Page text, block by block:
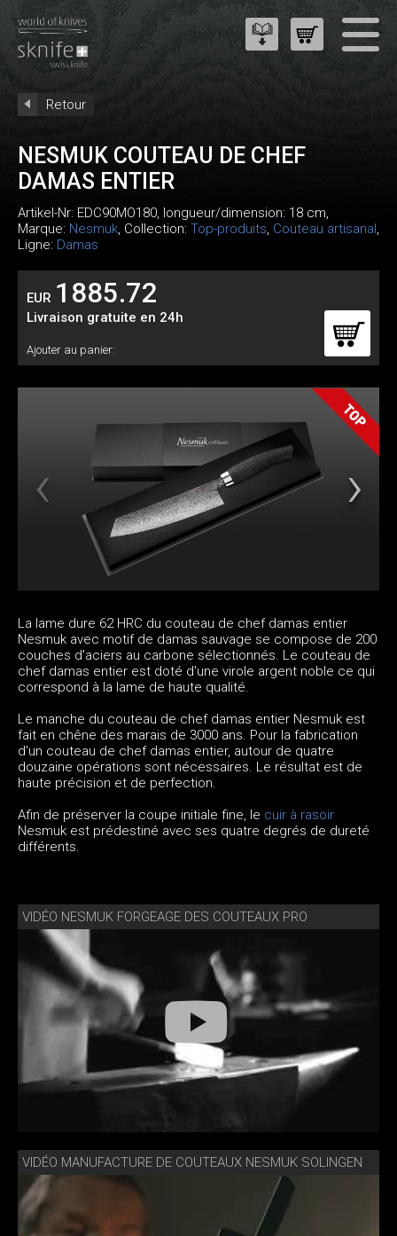
Retour
NESMUK COUTEAU DE CHEF
DAMAS ENTIER
Artikel-Nr: EDC90MO180, longueur/dimension: 18 cm,
Marque: Nesmuk, Collection: Top-produits, Couteau artisanal,
Ligne: Damas
EUR 1885.72
Livraison gratuite en 24h
Ajouter au panier:
La lame dure 62 HRC du couteau de chef damas entier
Nesmuk avec motif de damas sauvage se compose de 200
couches d'aciers au carbone sélectionnés. Le couteau de
chef damas entier est doté d'une virole argent noble ce qui
correspond à la lame de haute qualité.
Le manche du couteau de chef damas entier Nesmuk est
fait en chêne des marais de 3000 ans. Pour la fabrication
d'un couteau de chef damas entier, autour de quatre
douzaine opérations sont nécessaires. Le résultat est de
haute précision et de perfection.
Afin de préserver la coupe initiale fine, le cuir à rasoir
Nesmuk est prédestiné avec ses quatre degrés de dureté
différents.
VIDÉO NESMUK FORGEAGE DES COUTEAUX PRO
VIDÉO MANUFACTURE DE COUTEAUX NESMUK SOLINGEN